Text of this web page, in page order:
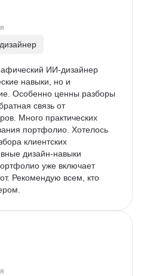
ИИ-дизайнер
навыки, но и
Особенно ценны разборы
связь от
Много практических
портфолио. Хотелось
клиентских
дизайн-навыки
уже включает
Рекомендую всем, кто